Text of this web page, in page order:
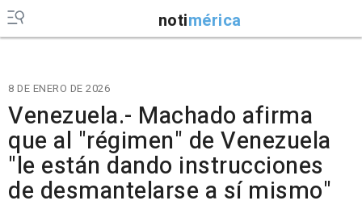
notimérica
8 DE ENERO DE 2026
Venezuela.- Machado afirma
que al "régimen" de Venezuela
"le están dando instrucciones
de desmantelarse a sí mismo"